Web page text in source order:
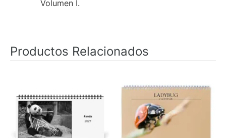
Volumen I.
Productos Relacionados